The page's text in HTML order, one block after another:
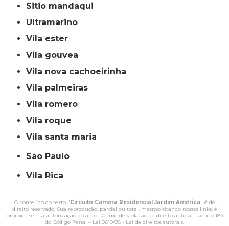
sitio mandaqui
ultramarino
vila ester
vila gouvea
vila nova cachoeirinha
vila palmeiras
vila romero
vila roque
vila santa maria
São Paulo
Vila Rica
O conteúdo do texto "Circuito Câmera Residencial Jardim América" é de
direito reservado. Sua reprodução, parcial ou total, mesmo citando nossos links, é
proibida sem a autorização do autor. Crime de violação de direito autoral – artigo 184
do Código Penal – Lei 9610/98 - Lei de direitos autorais.